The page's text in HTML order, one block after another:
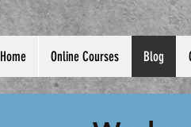
Home Online Courses Blog